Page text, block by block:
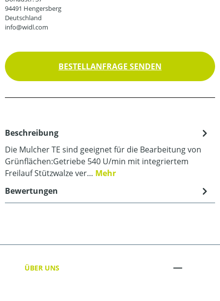
94491 Hengersberg
Deutschland
info@widl.com
BESTELLANFRAGE SENDEN
Beschreibung
Die Mulcher TE sind geeignet für die Bearbeitung von
Grünflächen:Getriebe 540 U/min mit integriertem
Freilauf Stützwalze ver… Mehr
Bewertungen
ÜBER UNS